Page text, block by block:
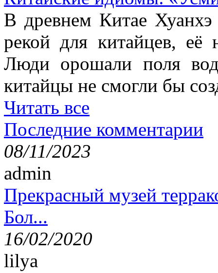
В древнем Китае
рекой для китайцев, её
Люди орошали поля
китайцы не смогли бы
Читать все
Последние комментарии
08/11/2023
admin
Прекрасный музей
Бол...
16/02/2020
lilya